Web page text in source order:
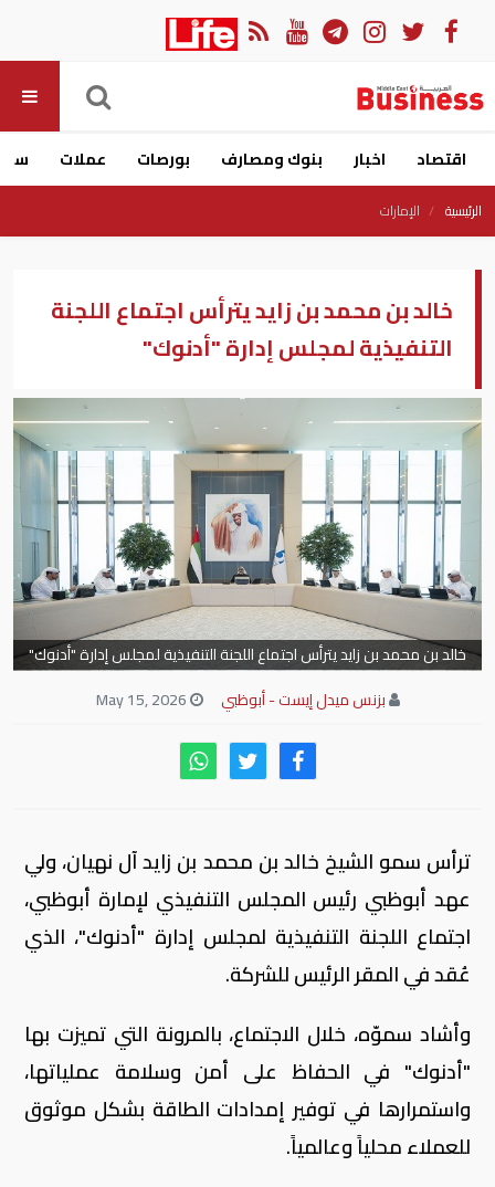
اقتصاد اخبار بنوك ومصارف بورصات عملات
الرئيسية الإمارات
خالد بن محمد بن زايد يترأس اجتماع اللجنة
التنفيذية لمجلس إدارة "أدنوك"
خالد بن محمد بن زايد يترأس اجتماع اللجنة التنفيذية لمجلس إدارة "أدنوك"
بزنس ميدل إيست - أبوظبي
ترأس سمو الشيخ خالد بن محمد بن زايد آل نهيان، ولي
عهد أبوظبي رئيس المجلس التنفيذي لإمارة أبوظبي،
اجتماع اللجنة التنفيذية لمجلس إدارة "أدنوك"، الذي
عُقد في المقر الرئيس للشركة.
وأشاد سموّه، خلال الاجتماع، بالمرونة التي تميزت بها
"أدنوك" في الحفاظ على أمن وسلامة عملياتها،
واستمرارها في توفير إمدادات الطاقة بشكل موثوق
للعملاء محلياً وعالمياً.